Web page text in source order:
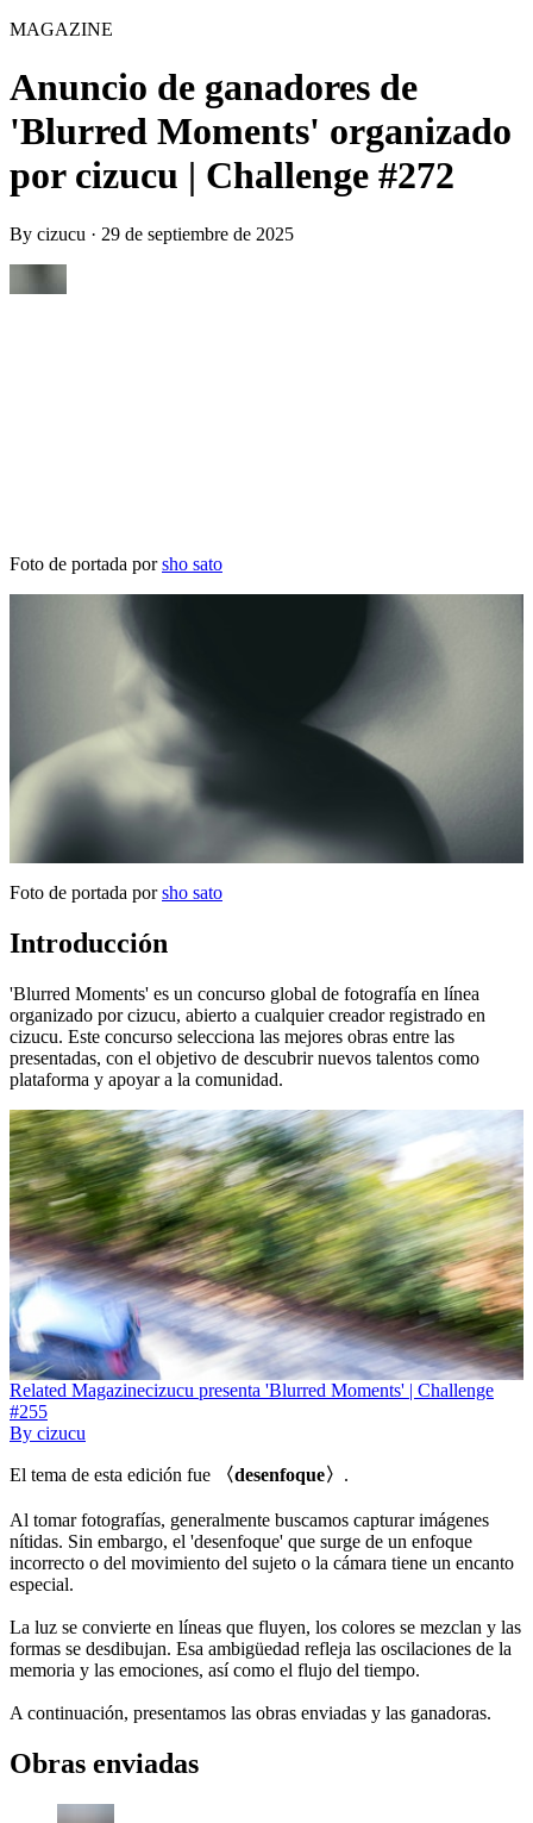
MAGAZINE
Anuncio de ganadores de
'Blurred Moments' organizado
por cizucu | Challenge #272
By cizucu · 29 de septiembre de 2025
Foto de portada porsho sato
Foto de portada porsho sato
Introducción
'Blurred Moments' es un concurso global de fotografía en línea
organizado por cizucu, abierto a cualquier creador registrado en
cizucu. Este concurso selecciona las mejores obras entre las
presentadas, con el objetivo de descubrir nuevos talentos como
plataforma y apoyar a la comunidad.
Related Magazinecizucu presenta 'Blurred Moments' | Challenge
#255
By cizucu
El tema de esta edición fue 〈desenfoque〉 .
Al tomar fotografías, generalmente buscamos capturar imágenes
nítidas. Sin embargo, el 'desenfoque' que surge de un enfoque
incorrecto o del movimiento del sujeto o la cámara tiene un encanto
especial.
La luz se convierte en líneas que fluyen, los colores se mezclan y las
formas se desdibujan. Esa ambigüedad refleja las oscilaciones de la
memoria y las emociones, así como el flujo del tiempo.
A continuación, presentamos las obras enviadas y las ganadoras.
Obras enviadas